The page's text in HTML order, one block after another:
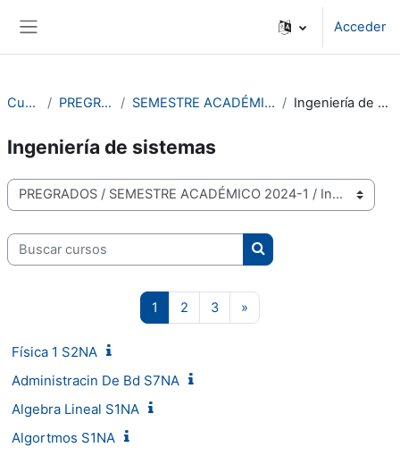
Acceder
Cursos PREGRADOS SEMESTRE ACADÉMICO 2024-1 Ingeniería de sistemas
Ingeniería de sistemas
Categorías de curso
Buscar cursos
Buscar cursos
1 Página 1
2 Página 2
3Página 3
»
Física 1 S2NA
Administracin De Bd S7NA
Algebra Lineal S1NA
Algortmos S1NA